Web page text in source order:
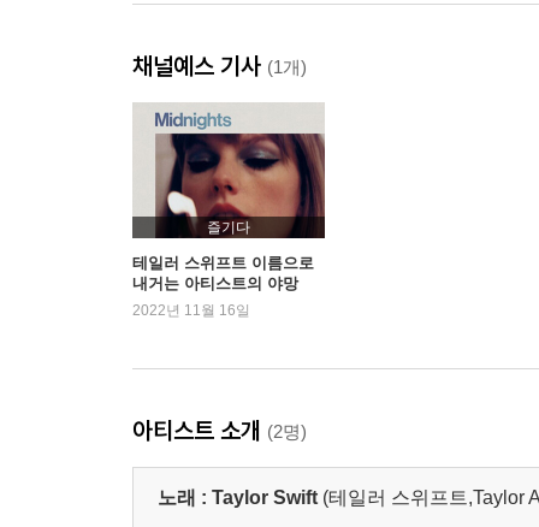
채널예스 기사 (1개)
즐기다
테일러 스위프트 이름으로
내거는 아티스트의 야망
2022년 11월 16일
아티스트 소개 (2명)
노래 : Taylor Swift (테일러 스위프트,Taylor